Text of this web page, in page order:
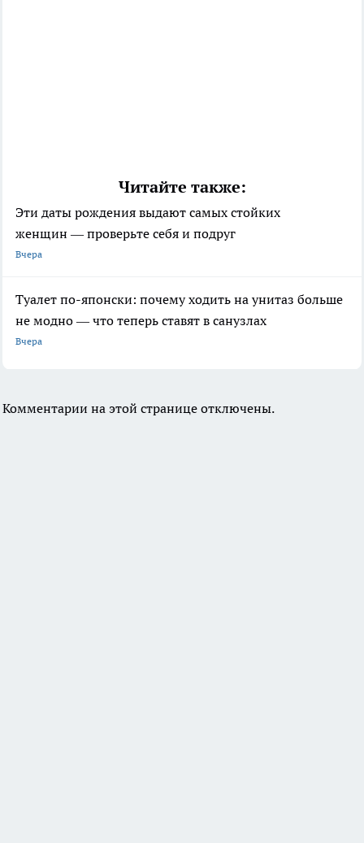
Читайте также:
Эти даты рождения выдают самых стойких
женщин — проверьте себя и подруг
Вчера
Туалет по-японски: почему ходить на унитаз больше
не модно — что теперь ставят в санузлах
Вчера
Комментарии на этой странице отключены.